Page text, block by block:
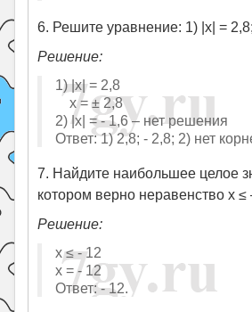
6. Решите уравнение: 1) |x| =
Решение:
1) |x| = 2,8
x = ± 2,8
2) |x| = - 1,6 – нет решения
Ответ: 1) 2,8; - 2,8; 2) нет
7. Найдите наибольшее целое
котором верно неравенство х ≤
Решение:
х ≤ - 12
х = - 12
Ответ: - 12.